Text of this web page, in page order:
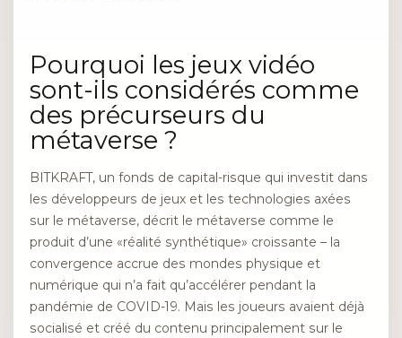
Pourquoi les jeux vidéo
sont-ils considérés comme
des précurseurs du
métaverse ?
BITKRAFT, un fonds de capital-risque qui investit dans
les développeurs de jeux et les technologies axées
sur le métaverse, décrit le métaverse comme le
produit d’une «réalité synthétique» croissante – la
convergence accrue des mondes physique et
numérique qui n’a fait qu’accélérer pendant la
pandémie de COVID-19. Mais les joueurs avaient déjà
socialisé et créé du contenu principalement sur le